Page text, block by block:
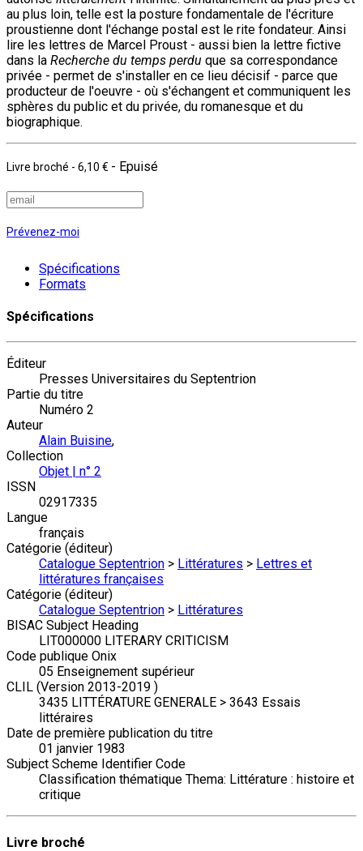
au plus loin, telle est la posture fondamentale de l'écriture
proustienne dont l'échange postal est le rite fondateur. Ainsi
lire les lettres de Marcel Proust - aussi bien la lettre fictive
dans la Recherche du temps perdu que sa correspondance
privée - permet de s'installer en ce lieu décisif - parce que
producteur de l'oeuvre - où s'échangent et communiquent les
sphères du public et du privée, du romanesque et du
biographique.
Livre broché - 6,10 € - Epuisé
Prévenez-moi
Spécifications
Formats
Spécifications
Éditeur
Presses Universitaires du Septentrion
Partie du titre
Numéro 2
Auteur
Alain Buisine,
Collection
Objet | n° 2
ISSN
02917335
Langue
français
Catégorie (éditeur)
Catalogue Septentrion > Littératures > Lettres et
littératures françaises
Catégorie (éditeur)
Catalogue Septentrion > Littératures
BISAC Subject Heading
LIT000000 LITERARY CRITICISM
Code publique Onix
05 Enseignement supérieur
CLIL (Version 2013-2019 )
3435 LITTÉRATURE GENERALE > 3643 Essais
littéraires
Date de première publication du titre
01 janvier 1983
Subject Scheme Identifier Code
Classification thématique Thema: Littérature : histoire et
critique
Livre broché